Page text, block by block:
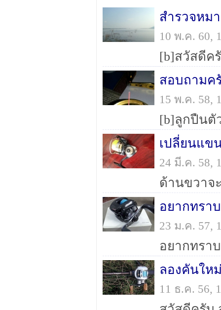
สำรวจหม
10 พ.ค. 60,
สอบถามค
15 พ.ค. 58,
เปลี่ยนแข
24 มี.ค. 58,
ด้านขวาจ
อยากทรา
23 ม.ค. 57,
ลองคันให
11 ธ.ค. 56,